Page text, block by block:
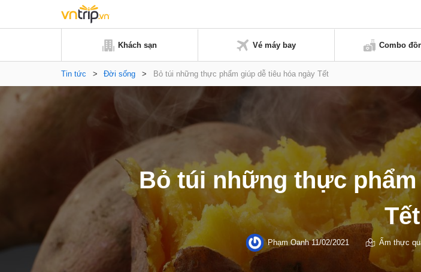
Khách sạn Vé máy bay Combo
Tin tức > Đời sống > Bỏ túi những thực phẩm giúp dễ tiêu hóa ngày Tết
Bỏ túi những thực
Tết
Phạm Oanh11/02/2021 Ẩm thực